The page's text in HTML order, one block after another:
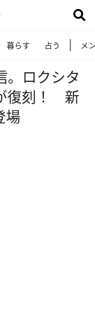
暮らす 占う メ
。ロクシタ
復刻！ 新
場